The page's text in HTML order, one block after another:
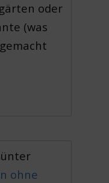
oder
(was
ohne